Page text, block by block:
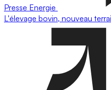
Presse Energie
L'élevage bovin, nouveau